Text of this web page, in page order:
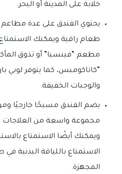
خلابة على المدينة أو البحر.
يحتوي الفندق على عدة
طعام راقية ويمكنك الاستمتاع
مطعم “فينسيا” أو تذوق
“كاتاكومبس، كما يتوفر لوبي
والوجبات الخفيفة.
يضم الفندق مسبحًا خارجيًا
مجموعة واسعة من العلاجات
ويمكنك أيضًا الاستمتاع
الاستمتاع باللياقة البدنية في
المجهزة.